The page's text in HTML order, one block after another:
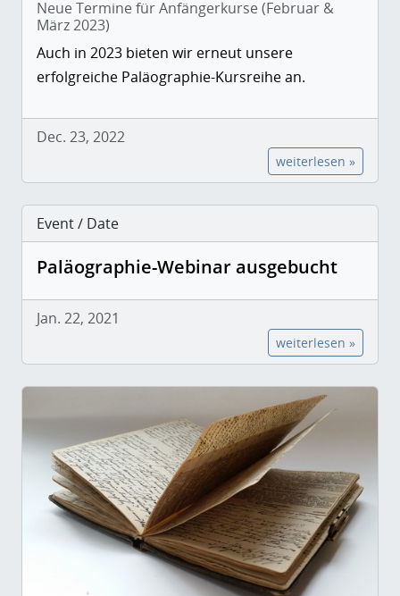
Neue Termine für Anfängerkurse (Februar &
März 2023)
Auch in 2023 bieten wir erneut unsere
erfolgreiche Paläographie-Kursreihe an.
Dec. 23, 2022
weiterlesen »
Event / Date
Paläographie-Webinar ausgebucht
Jan. 22, 2021
weiterlesen »